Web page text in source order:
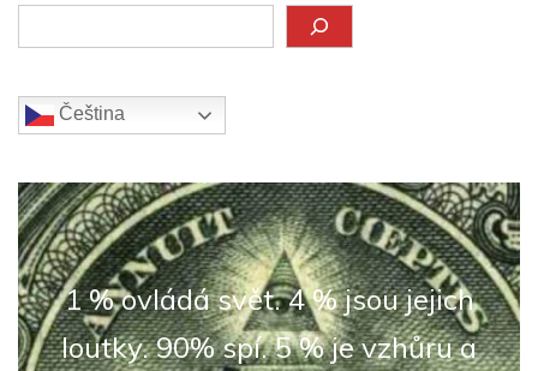
Čeština‎
1 % ovládá svět. 4 % jsou jejich
loutky. 90% spí. 5 % je vzhůru a